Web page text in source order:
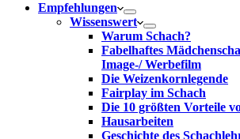
Empfehlungen
Wissenswert
Warum Schach?
Fabelhaftes
Image-/ Werbefilm
Die Weizenkornlegende
Fairplay im Schach
Die 10 größten Vorteile
Hausarbeiten
Geschichte des